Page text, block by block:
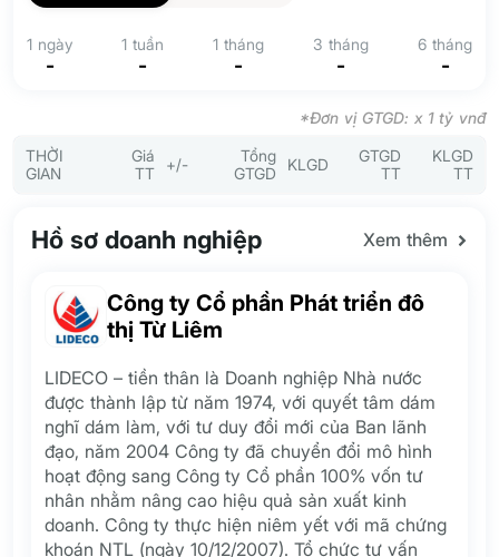
1 ngày
-
1 tuần
-
1 tháng
-
3 tháng
-
6 tháng
-
*Đơn vị GTGD: x 1 tỷ vnđ
THỜI
GIAN
Giá
TT
+/-
Tổng
GTGD
KLGD
GTGD
TT
KLGD
TT
Hồ sơ doanh nghiệp Xem thêm
Công ty Cổ phần Phát triển đô
thị Từ Liêm
LIDECO – tiền thân là Doanh nghiệp Nhà nước
được thành lập từ năm 1974, với quyết tâm dám
nghĩ dám làm, với tư duy đổi mới của Ban lãnh
đạo, năm 2004 Công ty đã chuyển đổi mô hình
hoạt động sang Công ty Cổ phần 100% vốn tư
nhân nhằm nâng cao hiệu quả sản xuất kinh
doanh. Công ty thực hiện niêm yết với mã chứng
khoán NTL (ngày 10/12/2007). Tổ chức tư vấn